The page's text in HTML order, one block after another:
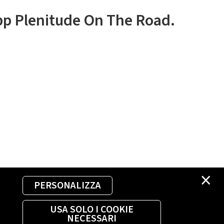
×
PERSONALIZZA
USA SOLO I COOKIE
NECESSARI
Plenitude On The Road.